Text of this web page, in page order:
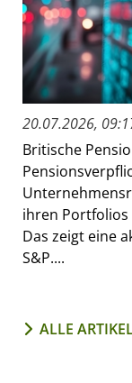
20.07.2026,
Britische
ihren Portfolios
Das zeigt eine
S&P....
ALLE